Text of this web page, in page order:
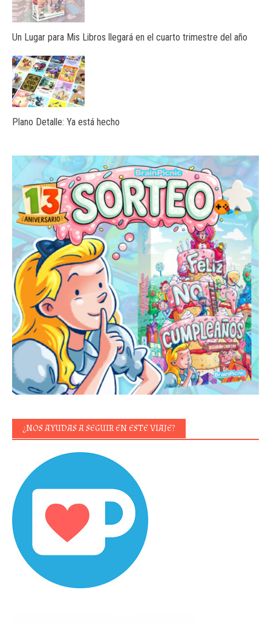
Un Lugar para Mis Libros llegará en el cuarto trimestre del año
Plano Detalle: Ya está hecho
¿NOS AYUDAS A SEGUIR EN ESTE VIAJE?